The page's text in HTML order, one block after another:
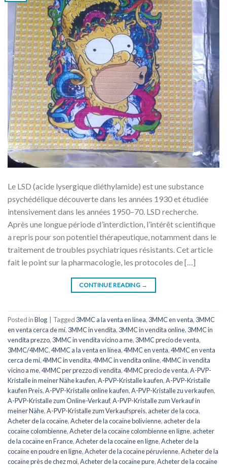
Le LSD (acide lysergique diéthylamide) est une substance
psychédélique découverte dans les années 1930 et étudiée
intensivement dans les années 1950–70. LSD recherche.
Après une longue période d’interdiction, l’intérêt scientifique
a repris pour son potentiel thérapeutique, notamment dans le
traitement de troubles psychiatriques résistants. Cet article
fait le point sur la pharmacologie, les protocoles de […]
CONTINUE READING →
Posted inBlog Tagged 3MMC a la venta en línea, 3MMC en venta, 3MMC
en venta cerca de mí, 3MMC in vendita, 3MMC in vendita online, 3MMC in
vendita prezzo, 3MMC in vendita vicino a me, 3MMC precio de venta,
3MMC/4MMC,4MMC a la venta en línea,4MMC en venta,4MMC en venta
cerca de mí,4MMC in vendita,4MMC in vendita online,4MMC in vendita
vicino a me,4MMC per prezzo di vendita,4MMC precio de venta,A-PVP-
Kristalle in meiner Nähe kaufen,A-PVP-Kristalle kaufen,A-PVP-Kristalle
kaufen Preis,A-PVP-Kristalle online kaufen,A-PVP-Kristalle zu verkaufen,
A-PVP-Kristalle zum Online-Verkauf,A-PVP-Kristalle zum Verkauf in
meiner Nähe,A-PVP-Kristalle zum Verkaufspreis, acheter de la coca,
Acheter de la cocaïne,Acheter de la cocaïne bolivienne, acheter de la
cocaïne colombienne,Acheter de la cocaïne colombienne en ligne, acheter
de la cocaïne en France,Acheter de la cocaïne en ligne,Acheter de la
cocaïne en poudre en ligne,Acheter de la cocaïne péruvienne,Acheter de la
cocaïne près de chez moi,Acheter de la cocaïne pure,Acheter de la cocaïne